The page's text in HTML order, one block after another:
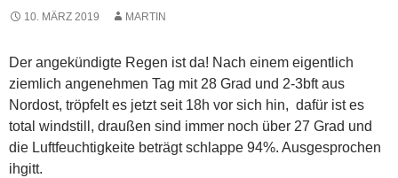
10. MÄRZ 2019 MARTIN
Der angekündigte Regen ist da! Nach einem eigentlich
ziemlich angenehmen Tag mit 28 Grad und 2-3bft aus
Nordost, tröpfelt es jetzt seit 18h vor sich hin, dafür ist es
total windstill, draußen sind immer noch über 27 Grad und
die Luftfeuchtigkeite beträgt schlappe 94%. Ausgesprochen
ihgitt.